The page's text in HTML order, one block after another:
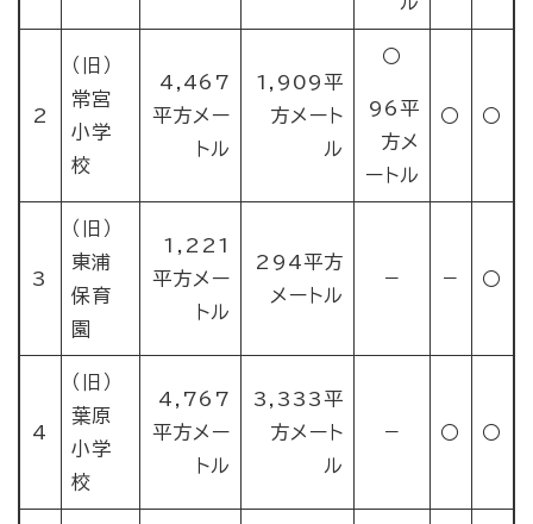
2
（旧）
常宮
小学
校
4,467
平方メー
トル
1,909平
方メート
ル
○
96平
方メ
ートル
○ ○
3
（旧）
東浦
保育
園
1,221
平方メー
トル
294平方
メートル
－ － ○
4
（旧）
葉原
小学
校
4,767
平方メー
トル
3,333平
方メート
ル
－ ○ ○